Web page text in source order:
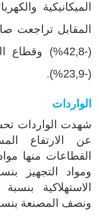
الميكانيكية
المقابل تراجعت
(-42,8
%) وقطاع
(-23,9
%
).
الواردات
شهدت الواردات
عن الارتفاع
ونصف المصنعة بنسبة